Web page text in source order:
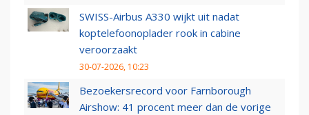
SWISS-Airbus A330 wijkt uit nadat
koptelefoonoplader rook in cabine
veroorzaakt
30-07-2026, 10:23
Bezoekersrecord voor Farnborough
Airshow: 41 procent meer dan de vorige